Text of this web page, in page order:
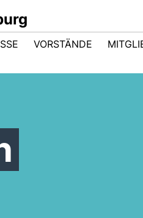
VORSTÄNDE